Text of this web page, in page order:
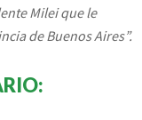
Milei que le
de Buenos Aires”.